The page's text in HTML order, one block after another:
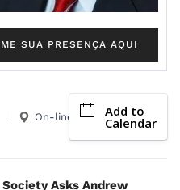
SUA PRESENÇA AQUI
On-line Add to
Calendar
Asks Andrew